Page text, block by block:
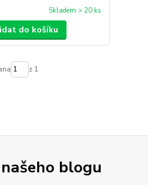
Skladem > 20 ks
do košíku
z 1
blogu